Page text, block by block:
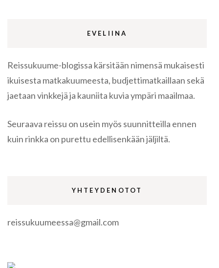
EVELIINA
Reissukuume-blogissa kärsitään nimensä mukaisesti
ikuisesta matkakuumeesta, budjettimatkaillaan sekä
jaetaan vinkkejä ja kauniita kuvia ympäri maailmaa.
Seuraava reissu on usein myös suunnitteilla ennen
kuin rinkka on purettu edellisenkään jäljiltä.
YHTEYDENOTOT
reissukuumeessa@gmail.com